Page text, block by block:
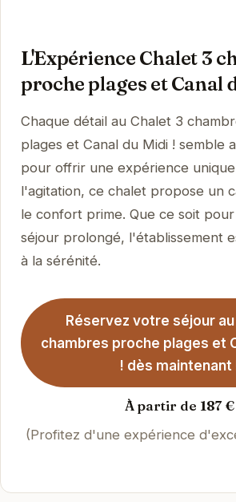
L'Expérience Chalet 3
proche plages et Canal
Chaque détail au Chalet 3
plages et Canal du Midi ! semble
pour offrir une expérience
l'agitation, ce chalet propose un
le confort prime. Que ce soit
séjour prolongé, l'établissement
à la sérénité.
Réservez votre séjour
chambres proche plages et
! dès maintenant
À partir de 187 €
(Profitez d'une expérience